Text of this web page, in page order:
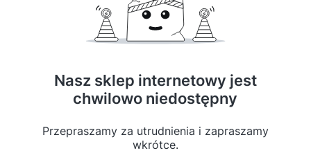
Nasz sklep internetowy jest
chwilowo niedostępny
Przepraszamy za utrudnienia i zapraszamy
wkrótce.